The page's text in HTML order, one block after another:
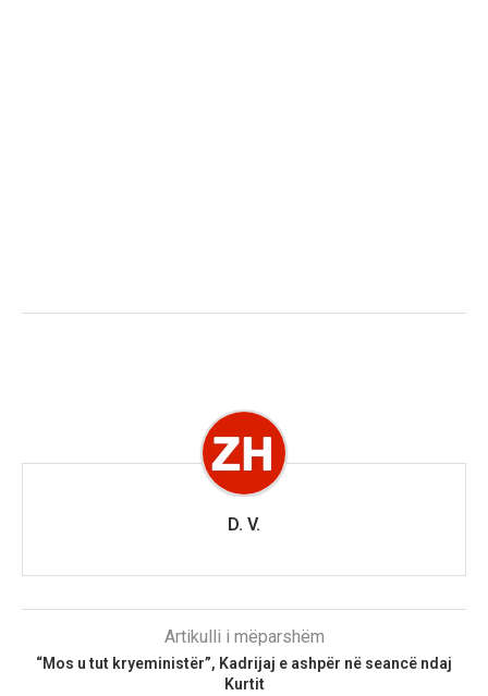
D. V.
Artikulli i mëparshëm
“Mos u tut kryeministër”, Kadrijaj e ashpër në seancë ndaj
Kurtit